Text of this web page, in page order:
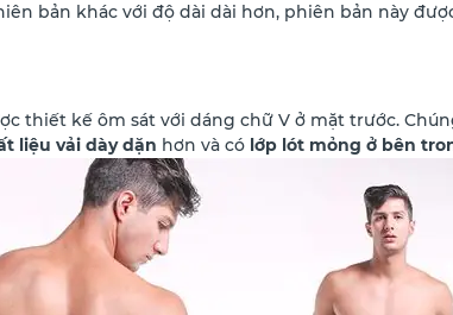
bản khác với độ dài dài hơn, phiên bản này
thiết kế ôm sát với dáng chữ V ở mặt trước.
liệu vải dày dặn hơn và có lớp lót mỏng ở bên